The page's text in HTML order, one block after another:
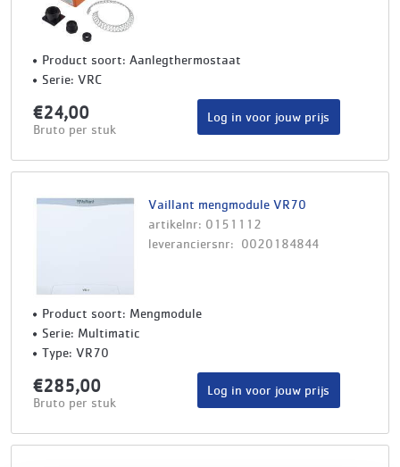
Product soort: Aanlegthermostaat
Serie: VRC
€24,00
Bruto per stuk
Log in voor jouw prijs
Vaillant mengmodule VR70
artikelnr: 0151112
leveranciersnr: 0020184844
Product soort: Mengmodule
Serie: Multimatic
Type: VR70
€285,00
Bruto per stuk
Log in voor jouw prijs